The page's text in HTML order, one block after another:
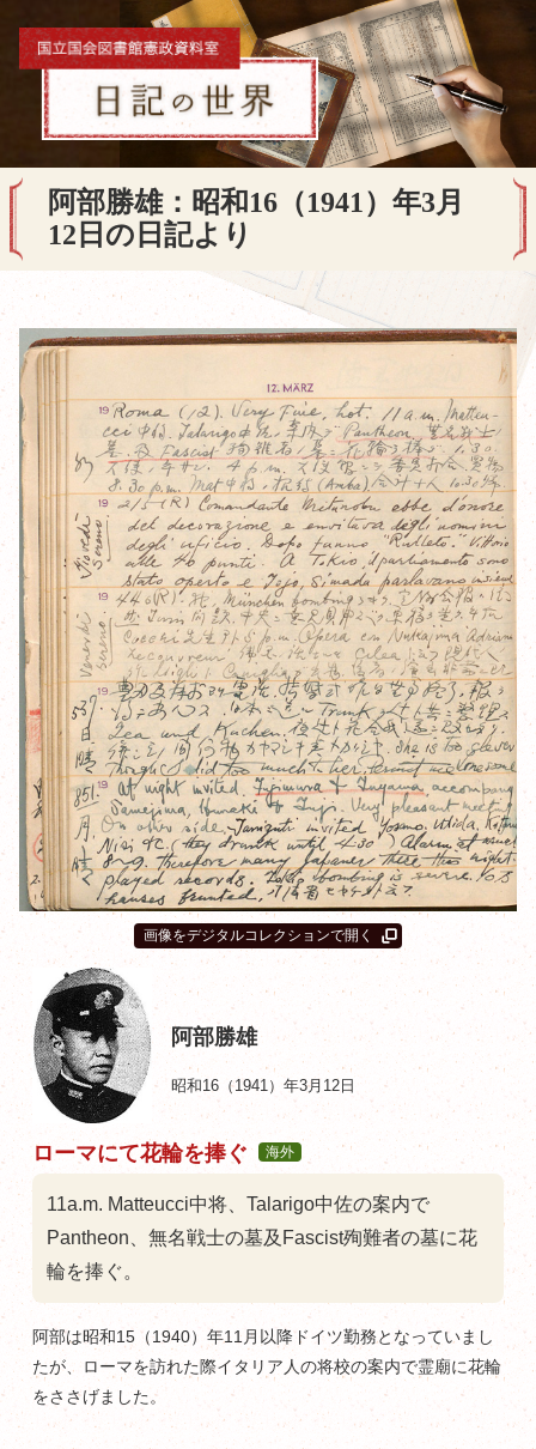
阿部勝雄：昭和16（1941）年3月
12日の日記より
画像をデジタルコレクションで開く
阿部勝雄
昭和16（1941）年3月12日
ローマにて花輪を捧ぐ 海外
11a.m. Matteucci中将、Talarigo中佐の案内で
Pantheon、無名戦士の墓及Fascist殉難者の墓に花
輪を捧ぐ。
阿部は昭和15（1940）年11月以降ドイツ勤務となっていまし
たが、ローマを訪れた際イタリア人の将校の案内で霊廟に花輪
をささげました。